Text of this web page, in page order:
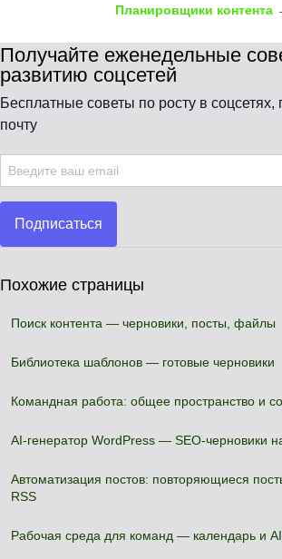
Планировщики контента
Получайте еженедельные
развитию соцсетей
Бесплатные советы по росту в
почту
Подписаться
Похожие страницы
Поиск контента — черновики, посты, файлы
Библиотека шаблонов — готовые черновики
Командная работа: общее пространство и
AI-генератор WordPress — SEO-черновики
Автоматизация постов: повторяющиеся
RSS
Рабочая среда для команд — календарь и AI